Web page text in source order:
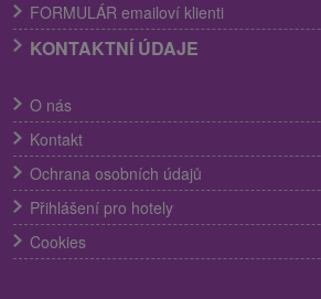
FORMULÁR emailoví klienti
KONTAKTNÍ ÚDAJE
O nás
Kontakt
Ochrana osobních údajů
Přihlášení pro hotely
Cookies